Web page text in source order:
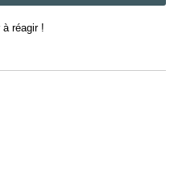
réagir !